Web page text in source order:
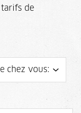
tarifs de